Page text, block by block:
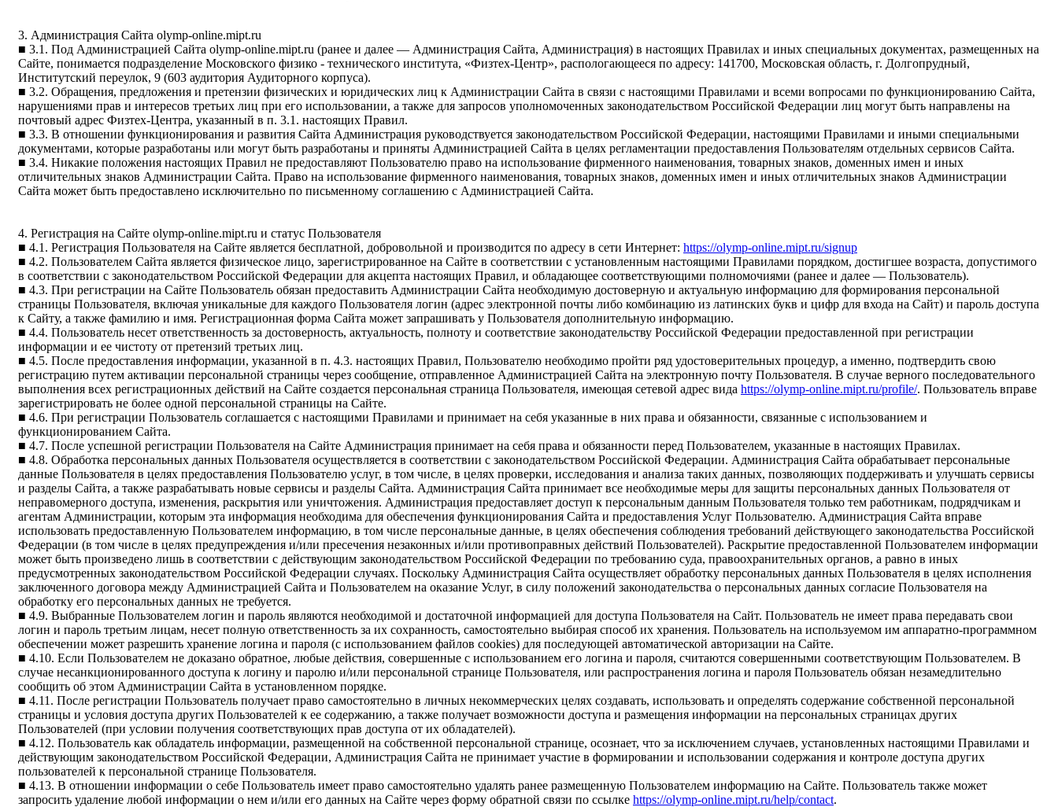
3. Администрация Сайта olymp-online.mipt.ru
■ 3.1. Под Администрацией Сайта olymp-online.mipt.ru (ранее и далее — Администрация Сайта, Администрация) в настоящих Правилах и иных специальных документах, размещенных на
Сайте, понимается подразделение Московского физико - технического института, «Физтех-Центр», распологающееся по адресу: 141700, Московская область, г. Долгопрудный,
Институтский переулок, 9 (603 аудитория Аудиторного корпуса).
■ 3.2. Обращения, предложения и претензии физических и юридических лиц к Администрации Сайта в связи с настоящими Правилами и всеми вопросами по функционированию Сайта,
нарушениями прав и интересов третьих лиц при его использовании, а также для запросов уполномоченных законодательством Российской Федерации лиц могут быть направлены на
почтовый адрес Физтех-Центра, указанный в п. 3.1. настоящих Правил.
■ 3.3. В отношении функционирования и развития Сайта Администрация руководствуется законодательством Российской Федерации, настоящими Правилами и иными специальными
документами, которые разработаны или могут быть разработаны и приняты Администрацией Сайта в целях регламентации предоставления Пользователям отдельных сервисов Сайта.
■ 3.4. Никакие положения настоящих Правил не предоставляют Пользователю право на использование фирменного наименования, товарных знаков, доменных имен и иных
отличительных знаков Администрации Сайта. Право на использование фирменного наименования, товарных знаков, доменных имен и иных отличительных знаков Администрации
Сайта может быть предоставлено исключительно по письменному соглашению с Администрацией Сайта.
4. Регистрация на Сайте olymp-online.mipt.ru и статус Пользователя
■ 4.1. Регистрация Пользователя на Сайте является бесплатной, добровольной и производится по адресу в сети Интернет: https://olymp-online.mipt.ru/signup
■ 4.2. Пользователем Сайта является физическое лицо, зарегистрированное на Сайте в соответствии с установленным настоящими Правилами порядком, достигшее возраста, допустимого
в соответствии с законодательством Российской Федерации для акцепта настоящих Правил, и обладающее соответствующими полномочиями (ранее и далее — Пользователь).
■ 4.3. При регистрации на Сайте Пользователь обязан предоставить Администрации Сайта необходимую достоверную и актуальную информацию для формирования персональной
страницы Пользователя, включая уникальные для каждого Пользователя логин (адрес электронной почты либо комбинацию из латинских букв и цифр для входа на Сайт) и пароль доступа
к Сайту, а также фамилию и имя. Регистрационная форма Сайта может запрашивать у Пользователя дополнительную информацию.
■ 4.4. Пользователь несет ответственность за достоверность, актуальность, полноту и соответствие законодательству Российской Федерации предоставленной при регистрации
информации и ее чистоту от претензий третьих лиц.
■ 4.5. После предоставления информации, указанной в п. 4.3. настоящих Правил, Пользователю необходимо пройти ряд удостоверительных процедур, а именно, подтвердить свою
регистрацию путем активации персональной страницы через сообщение, отправленное Администрацией Сайта на электронную почту Пользователя. В случае верного последовательного
выполнения всех регистрационных действий на Сайте создается персональная страница Пользователя, имеющая сетевой адрес вида https://olymp-online.mipt.ru/profile/. Пользователь вправе
зарегистрировать не более одной персональной страницы на Сайте.
■ 4.6. При регистрации Пользователь соглашается с настоящими Правилами и принимает на себя указанные в них права и обязанности, связанные с использованием и
функционированием Сайта.
■ 4.7. После успешной регистрации Пользователя на Сайте Администрация принимает на себя права и обязанности перед Пользователем, указанные в настоящих Правилах.
■ 4.8. Обработка персональных данных Пользователя осуществляется в соответствии с законодательством Российской Федерации. Администрация Сайта обрабатывает персональные
данные Пользователя в целях предоставления Пользователю услуг, в том числе, в целях проверки, исследования и анализа таких данных, позволяющих поддерживать и улучшать сервисы
и разделы Сайта, а также разрабатывать новые сервисы и разделы Сайта. Администрация Сайта принимает все необходимые меры для защиты персональных данных Пользователя от
неправомерного доступа, изменения, раскрытия или уничтожения. Администрация предоставляет доступ к персональным данным Пользователя только тем работникам, подрядчикам и
агентам Администрации, которым эта информация необходима для обеспечения функционирования Сайта и предоставления Услуг Пользователю. Администрация Сайта вправе
использовать предоставленную Пользователем информацию, в том числе персональные данные, в целях обеспечения соблюдения требований действующего законодательства Российской
Федерации (в том числе в целях предупреждения и/или пресечения незаконных и/или противоправных действий Пользователей). Раскрытие предоставленной Пользователем информации
может быть произведено лишь в соответствии с действующим законодательством Российской Федерации по требованию суда, правоохранительных органов, а равно в иных
предусмотренных законодательством Российской Федерации случаях. Поскольку Администрация Сайта осуществляет обработку персональных данных Пользователя в целях исполнения
заключенного договора между Администрацией Сайта и Пользователем на оказание Услуг, в силу положений законодательства о персональных данных согласие Пользователя на
обработку его персональных данных не требуется.
■ 4.9. Выбранные Пользователем логин и пароль являются необходимой и достаточной информацией для доступа Пользователя на Сайт. Пользователь не имеет права передавать свои
логин и пароль третьим лицам, несет полную ответственность за их сохранность, самостоятельно выбирая способ их хранения. Пользователь на используемом им аппаратно-программном
обеспечении может разрешить хранение логина и пароля (с использованием файлов cookies) для последующей автоматической авторизации на Сайте.
■ 4.10. Если Пользователем не доказано обратное, любые действия, совершенные с использованием его логина и пароля, считаются совершенными соответствующим Пользователем. В
случае несанкционированного доступа к логину и паролю и/или персональной странице Пользователя, или распространения логина и пароля Пользователь обязан незамедлительно
сообщить об этом Администрации Сайта в установленном порядке.
■ 4.11. После регистрации Пользователь получает право самостоятельно в личных некоммерческих целях создавать, использовать и определять содержание собственной персональной
страницы и условия доступа других Пользователей к ее содержанию, а также получает возможности доступа и размещения информации на персональных страницах других
Пользователей (при условии получения соответствующих прав доступа от их обладателей).
■ 4.12. Пользователь как обладатель информации, размещенной на собственной персональной странице, осознает, что за исключением случаев, установленных настоящими Правилами и
действующим законодательством Российской Федерации, Администрация Сайта не принимает участие в формировании и использовании содержания и контроле доступа других
пользователей к персональной странице Пользователя.
■ 4.13. В отношении информации о себе Пользователь имеет право самостоятельно удалять ранее размещенную Пользователем информацию на Сайте. Пользователь также может
запросить удаление любой информации о нем и/или его данных на Сайте через форму обратной связи по ссылке https://olymp-online.mipt.ru/help/contact.